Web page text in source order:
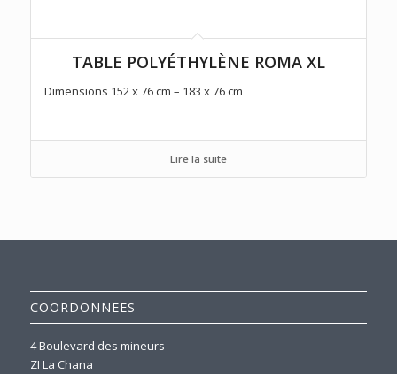
TABLE POLYÉTHYLÈNE ROMA XL
Dimensions 152 x 76 cm – 183 x 76 cm
Lire la suite
COORDONNEES
4 Boulevard des mineurs
ZI La Chana